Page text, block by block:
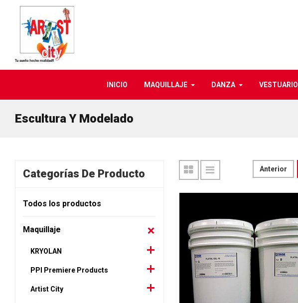
INICIO MAQUILLAJE DANZA VESTUARIO
Escultura Y Modelado
Categorías De Producto
Todos los productos
Maquillaje
KRYOLAN
PPI Premiere Products
Artist City
Anterior